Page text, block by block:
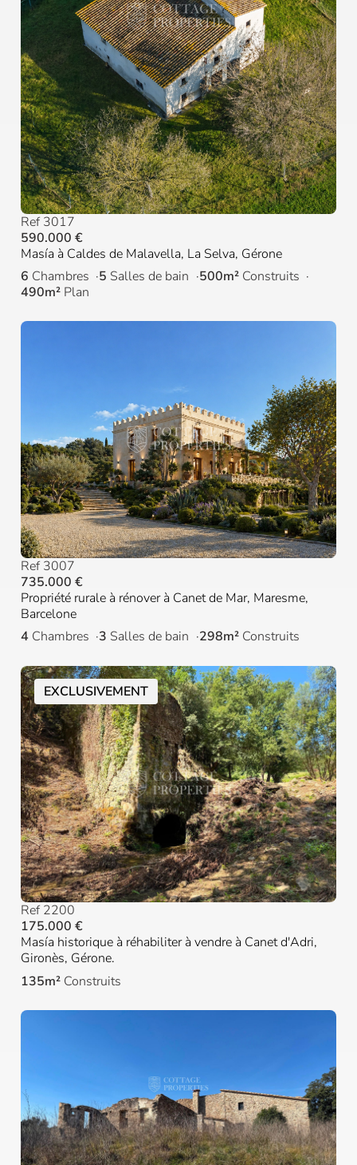
Ref 3017
590.000 €
Masía à Caldes de Malavella, La Selva, Gérone
6 Chambres 5 Salles de bain 500m² Construits
490m² Plan
Ref 3007
735.000 €
Propriété rurale à rénover à Canet de Mar, Maresme,
Barcelone
4 Chambres 3 Salles de bain 298m² Construits
EXCLUSIVEMENT
Ref 2200
175.000 €
Masía historique à réhabiliter à vendre à Canet d'Adri,
Gironès, Gérone.
135m² Construits